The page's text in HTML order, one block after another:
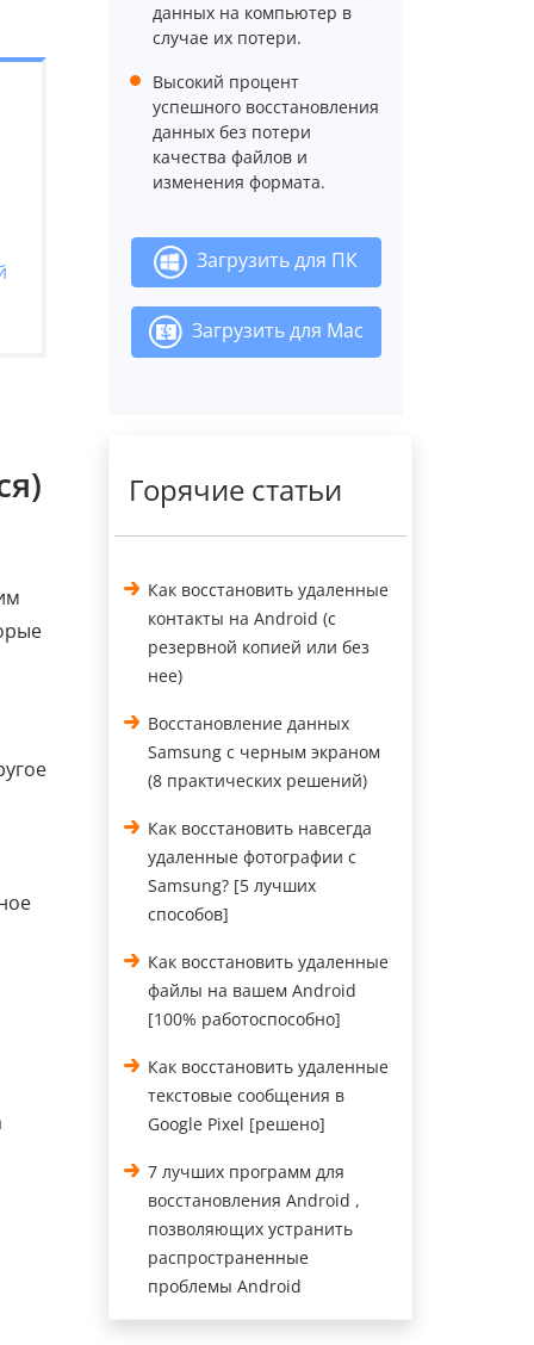
данных на компьютер в
случае их потери.
Высокий процент
успешного восстановления
данных без потери
качества файлов и
изменения формата.
Загрузить для ПК
Загрузить для Mac
Горячие статьи
Как восстановить удаленные
контакты на Android (с
резервной копией или без
нее)
Восстановление данных
Samsung с черным экраном
(8 практических решений)
Как восстановить навсегда
удаленные фотографии с
Samsung? [5 лучших
способов]
Как восстановить удаленные
файлы на вашем Android
[100% работоспособно]
Как восстановить удаленные
текстовые сообщения в
Google Pixel [решено]
7 лучших программ для
восстановления Android ,
позволяющих устранить
распространенные
проблемы Android